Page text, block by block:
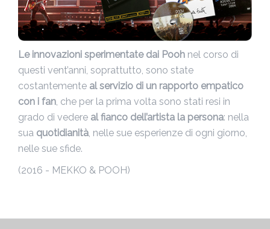
Le innovazioni sperimentate dai Pooh nel corso di
questi vent’anni, soprattutto, sono state
costantemente al servizio di un rapporto empatico
con i fan, che per la prima volta sono stati resi in
grado di vedere al fianco dell’artista la persona: nella
sua quotidianità, nelle sue esperienze di ogni giorno,
nelle sue sfide.
(2016 - MEKKO & POOH)